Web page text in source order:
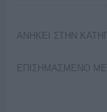
ΑΝΗΚΕΙ ΣΤΗΝ
ΕΠΙΣΗΜΑΣΜΕΝΟ ΜΕ: